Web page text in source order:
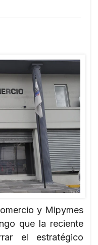
y Mipymes
que la reciente
el estratégico